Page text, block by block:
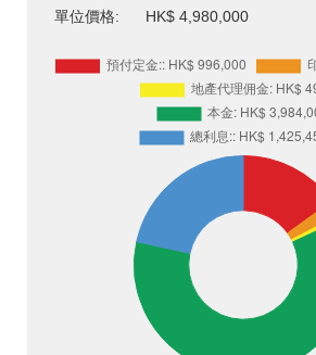
單位價格:
HK$ 4,980,000